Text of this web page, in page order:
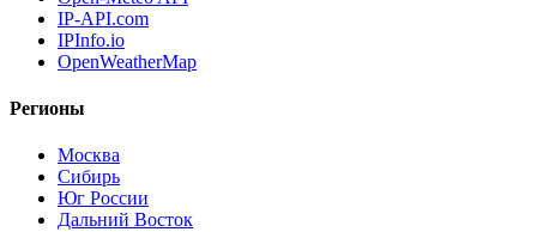
IP-API.com
IPInfo.io
OpenWeatherMap
Регионы
Москва
Сибирь
Юг России
Дальний Восток